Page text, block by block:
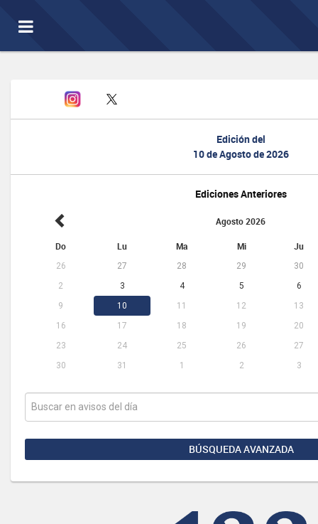
Toggle
navigation
Edición del
10 de Agosto de 2026
Ediciones Anteriores
Agosto 2026
Do Lu Ma Mi Ju
26 27 28 29
30
2
3 4 5
6
9
10 11 12
13
16
17 18 19
20
23
24 25 26
27
30
31 1 2 3
BÚSQUEDA AVANZADA